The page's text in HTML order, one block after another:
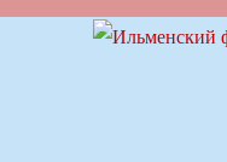
Ильменский